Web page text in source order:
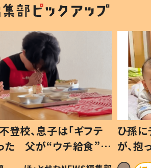
登校、息子は「ギフテ
た 父が“ウチ給食”を
る理由とは #令和の親
ひ孫
が、
「涙が